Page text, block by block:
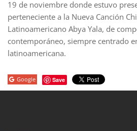
19 de noviembre donde estuvo
perteneciente a la Nueva Canción
Latinoamericano Abya Yala, de
contemporáneo, siempre centrado
latinoamericana.
Google Save